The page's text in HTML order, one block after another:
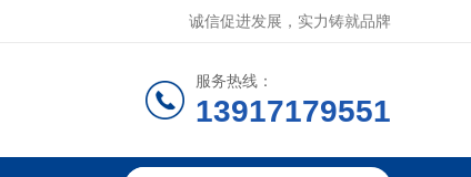
诚信促进发展，实力铸就品牌
服务热线：
13917179551